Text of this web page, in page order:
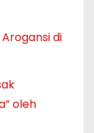
di
oleh